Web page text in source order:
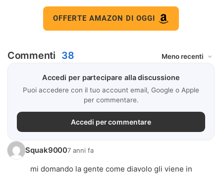
OFFERTE AMAZON DI OGGI
Commenti 38
Accedi per partecipare alla discussione
Puoi accedere con il tuo account email, Google o Apple
per commentare.
Accedi per commentare
Squak90007 anni fa
mi domando la gente come diavolo gli viene in